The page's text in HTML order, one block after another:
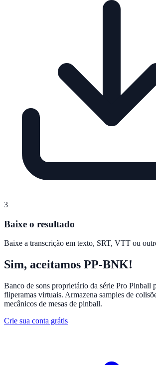
3
Baixe o resultado
Baixe a transcrição em texto, SRT, VTT ou
Sim, aceitamos PP-BNK!
Banco de sons proprietário da série Pro Pinball
fliperamas virtuais. Armazena samples de
mecânicos de mesas de pinball.
Crie sua conta grátis